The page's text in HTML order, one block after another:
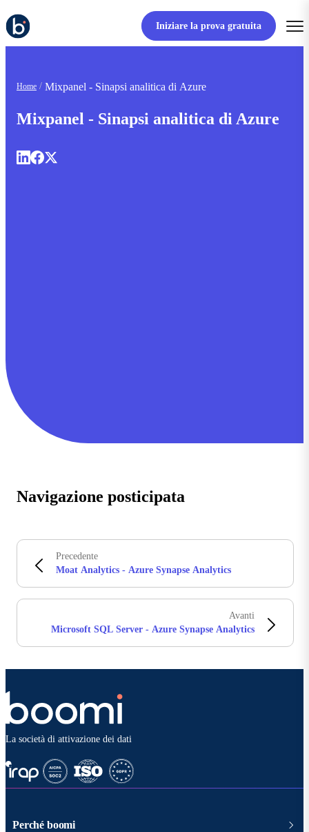
Iniziare la prova gratuita
Home Mixpanel - Sinapsi analitica di Azure
Mixpanel - Sinapsi analitica di Azure
Navigazione posticipata
Precedente
Moat Analytics - Azure Synapse Analytics
Avanti
Microsoft SQL Server - Azure Synapse Analytics
La società di attivazione dei dati
Perché boomi